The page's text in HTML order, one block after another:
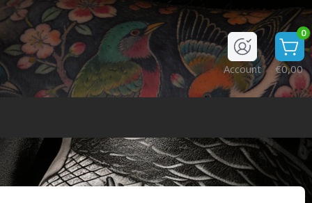
0
€0,00
Account